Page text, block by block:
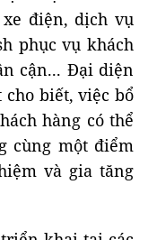
điện, dịch vụ
phục vụ khách
cận... Đại diện
cho biết, việc bổ
hàng có thể
cùng một điểm
và gia tăng